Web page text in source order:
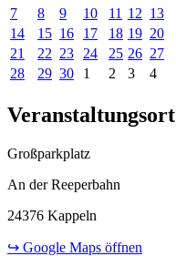
7
8 9 10 11 12 13
14
15 16 17 18 19 20
21
22 23 24 25 26 27
28
29 30 1 2 3 4
Veranstaltungsort
Großparkplatz
An der Reeperbahn
24376 Kappeln
↪ Google Maps öffnen